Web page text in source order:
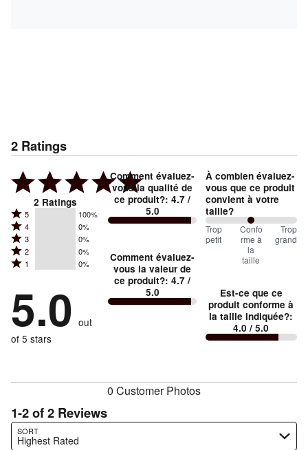
2 Ratings
2 Ratings
Rated
5
stars
by
of
reviewers
5 100%
Rated
4
stars
by
of
reviewers
4 0%
Rated
3
stars
0%
of
reviewers
3 0%
Rated
2
by
0%
of
reviewers
2 0%
Rated
stars
by
0%
of
1 0%
5.0 out
of 5 stars
Comment évaluez-
vous la qualité de
ce produit?:4.7 /
5.0
Comment évaluez-
vous la valeur de
ce produit?:4.7 /
5.0
À combien évaluez-
vous que ce produit
convient à votre
taille?
100
between
and
Conforme
à
Trop
petit
Confo
rme à
la
taille
Trop
grand
Est-ce que ce
produit conforme à
la taille indiquée?:
4.0 / 5.0
0 Customer Photos
1-2 of 2 Reviews
SORT
Highest Rated
Search reviews…